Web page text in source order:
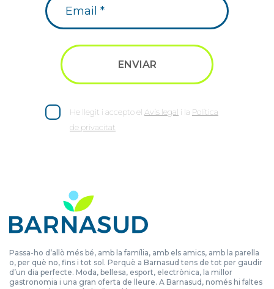
He llegit i accepto el Avís legal i la Política
de privacitat
Passa-ho d’allò més bé, amb la família, amb els amics, amb la parella
o, per què no, fins i tot sol. Perquè a Barnasud tens de tot per gaudir
d’un dia perfecte. Moda, bellesa, esport, electrònica, la millor
gastronomia i una gran oferta de lleure. A Barnasud, només hi faltes